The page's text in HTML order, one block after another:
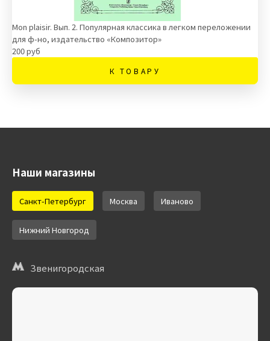
Mon plaisir. Вып. 2. Популярная классика в легком переложении
для ф-но, издательство «Композитор»
200 руб
К ТОВАРУ
Наши магазины
Санкт-Петербург Москва Иваново
Нижний Новгород
Звенигородская